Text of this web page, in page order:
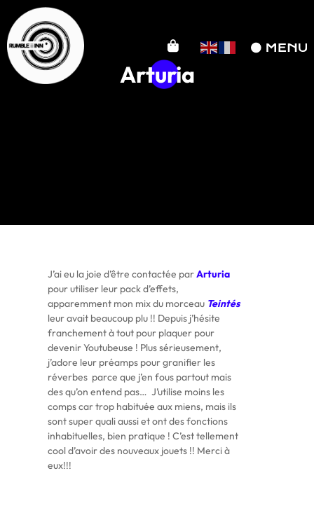
Arturia
J’ai eu la joie d’être contactée parArturia
pour utiliser leur pack d’effets,
apparemment mon mix du morceau Teintés
leur avait beaucoup plu !! Depuis j’hésite
franchement à tout pour plaquer pour
devenir Youtubeuse ! Plus sérieusement,
j’adore leur préamps pour granifier les
réverbes parce que j’en fous partout mais
des qu’on entend pas… J’utilise moins les
comps car trop habituée aux miens, mais ils
sont super quali aussi et ont des fonctions
inhabituelles, bien pratique ! C’est tellement
cool d’avoir des nouveaux jouets !! Merci à
eux!!!